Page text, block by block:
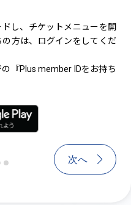
し、チケットメニューを開
方は、ログインをしてくだ
『Plus member IDをお持ち
プリをダウンロードし、チケ
member ID登録】から、会員